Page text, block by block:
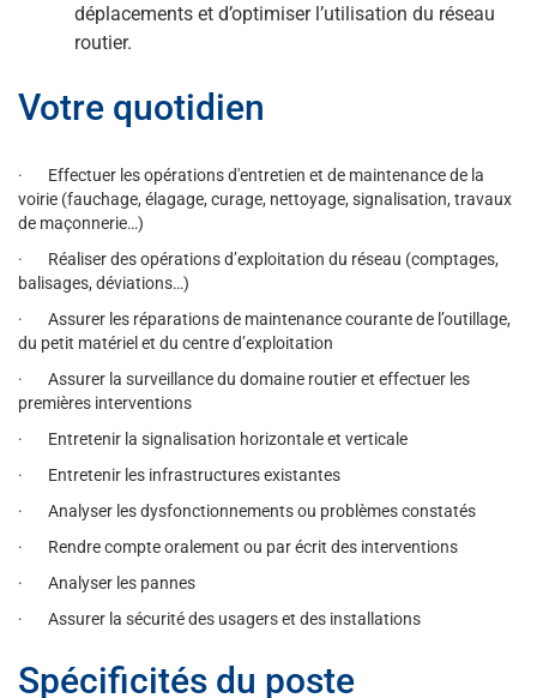
déplacements et d’optimiser l’utilisation du réseau
routier.
Votre quotidien
· Effectuer les opérations d'entretien et de maintenance de la
voirie (fauchage, élagage, curage, nettoyage, signalisation, travaux
de maçonnerie…)
· Réaliser des opérations d’exploitation du réseau (comptages,
balisages, déviations…)
· Assurer les réparations de maintenance courante de l’outillage,
du petit matériel et du centre d’exploitation
· Assurer la surveillance du domaine routier et effectuer les
premières interventions
· Entretenir la signalisation horizontale et verticale
· Entretenir les infrastructures existantes
· Analyser les dysfonctionnements ou problèmes constatés
· Rendre compte oralement ou par écrit des interventions
· Analyser les pannes
· Assurer la sécurité des usagers et des installations
Spécificités du poste